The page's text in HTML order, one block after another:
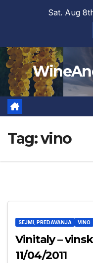
Sat. Aug
Tag:vino
SEJMI, PREDAVANJA VINO
Vinitaly –
11/04/2011